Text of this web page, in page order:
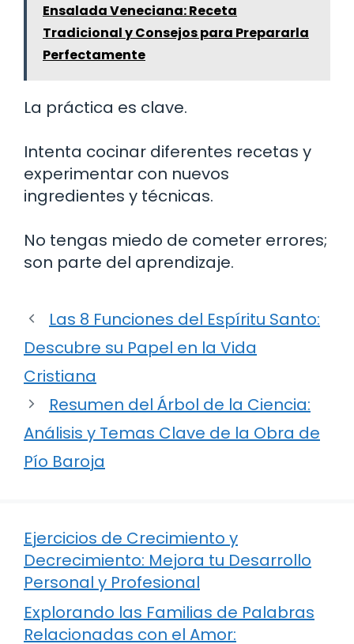
Ensalada Veneciana: Receta
Tradicional y Consejos para Prepararla
Perfectamente
La práctica es clave.
Intenta cocinar diferentes recetas y
experimentar con nuevos
ingredientes y técnicas.
No tengas miedo de cometer errores;
son parte del aprendizaje.
Las 8 Funciones del Espíritu Santo:
Descubre su Papel en la Vida
Cristiana
Resumen del Árbol de la Ciencia:
Análisis y Temas Clave de la Obra de
Pío Baroja
Ejercicios de Crecimiento y
Decrecimiento: Mejora tu Desarrollo
Personal y Profesional
Explorando las Familias de Palabras
Relacionadas con el Amor: